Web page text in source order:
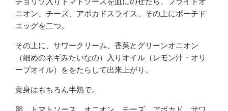
ニオン、チーズ、アボカドスライス、その上にポーチド
エッグを二つ。
その上に、サワークリーム、香菜とグリーンオニオン
（細めのネギみたいなの）入りオイル（レモン汁・オリ
ーブオイル）ををたらして出来上がり。
黄身はもちろん半熟で。